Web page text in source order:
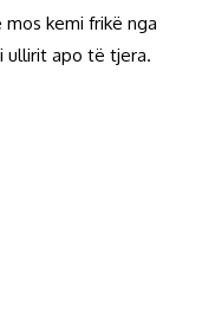
kemi frikë nga
ullirit apo të tjera.